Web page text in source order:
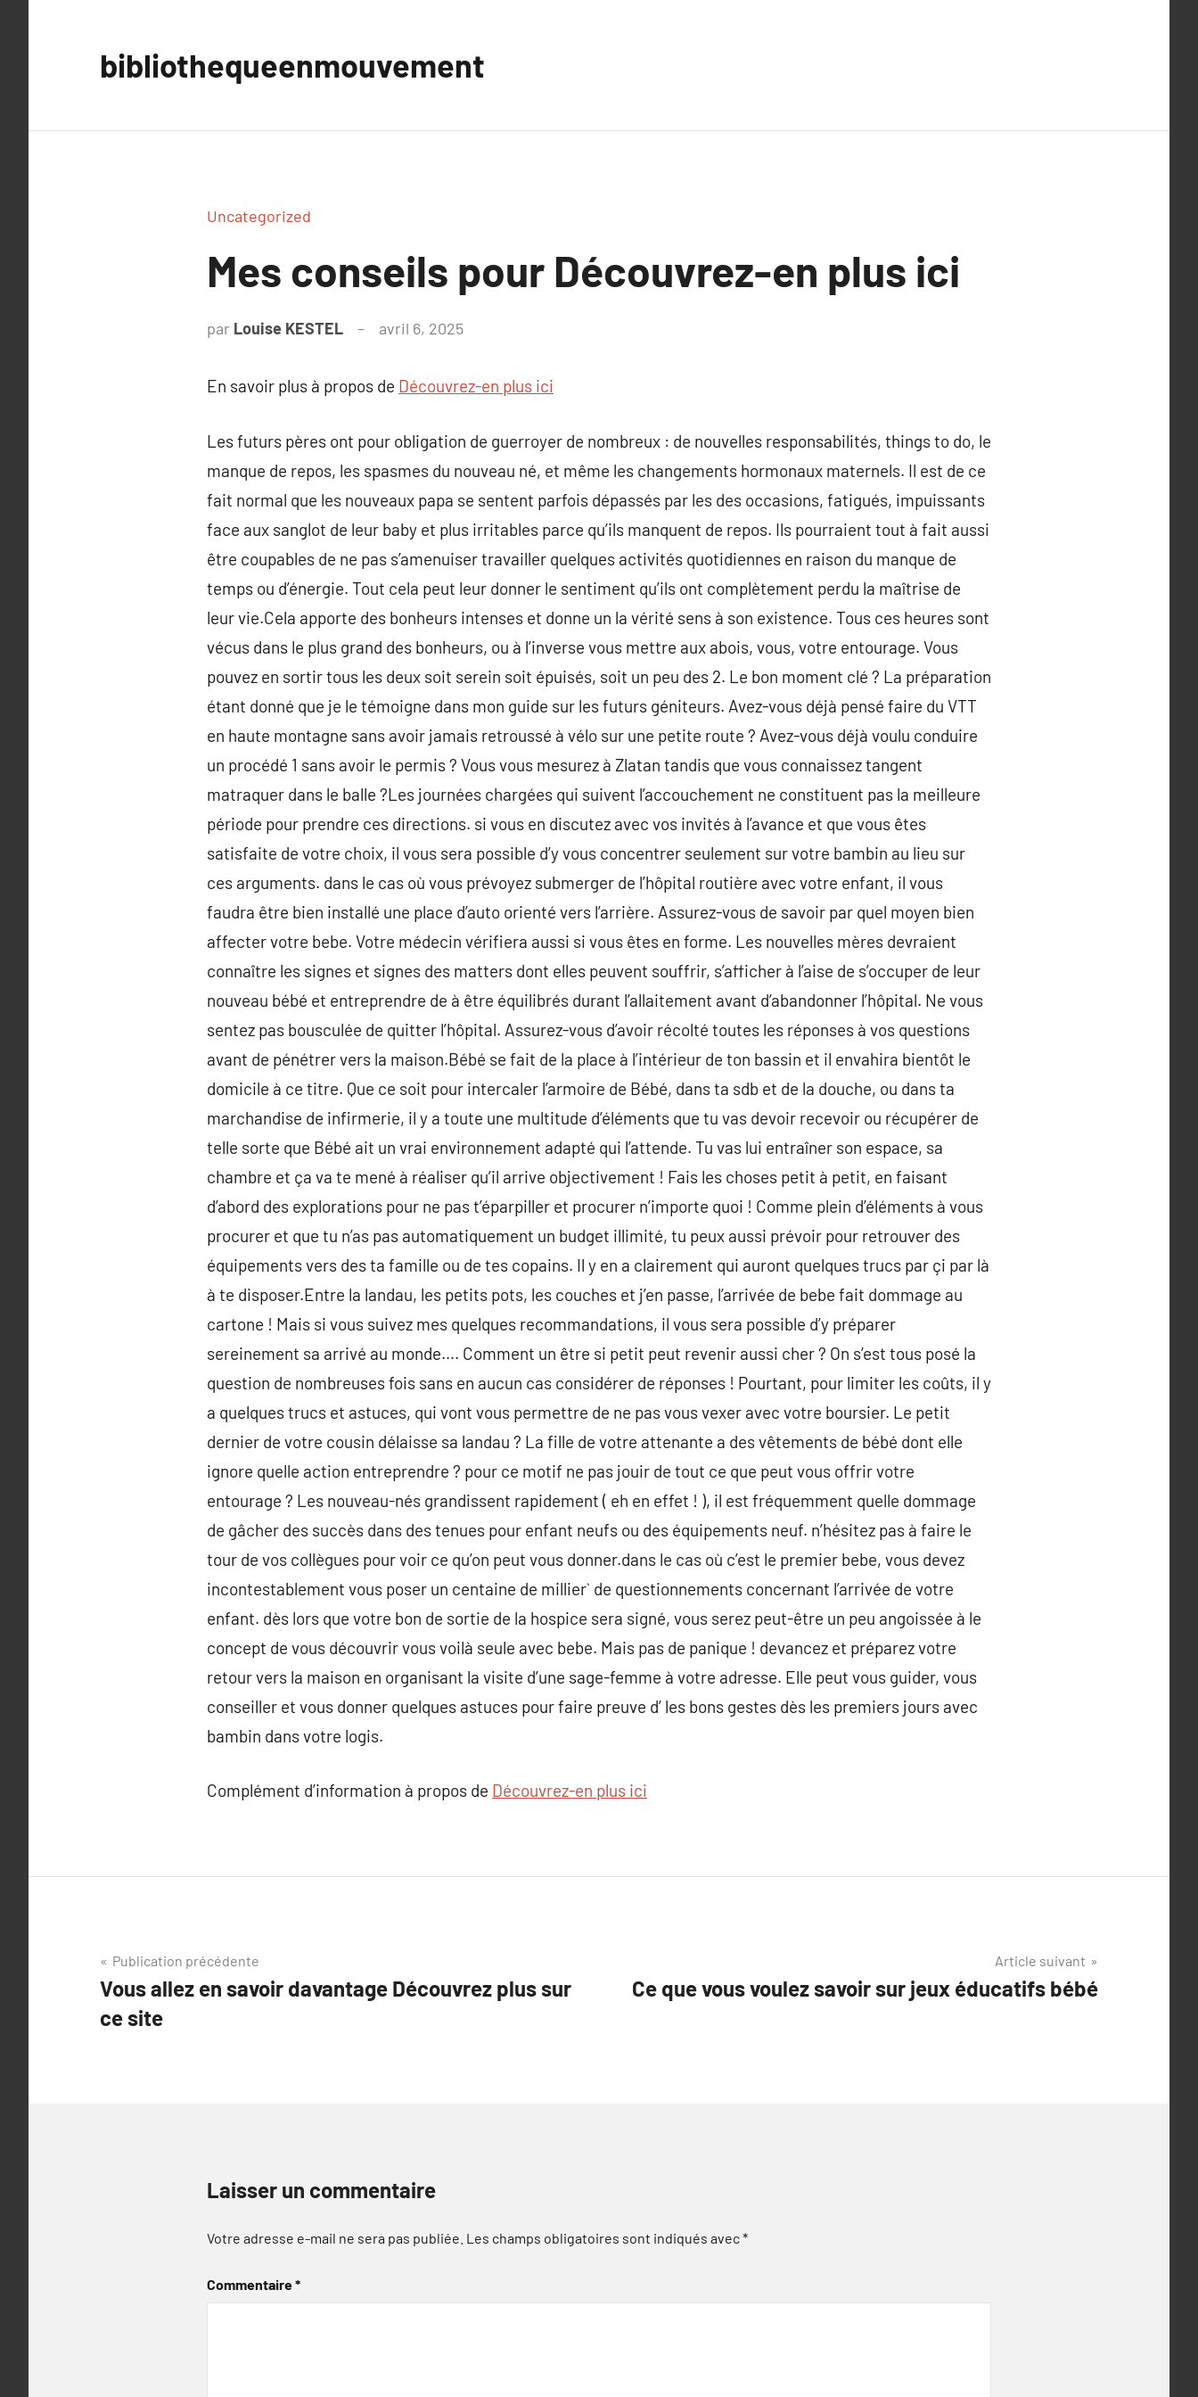
bibliothequeenmouvement
Uncategorized
Mes conseils pour Découvrez-en plus ici
par Louise KESTEL avril 6, 2025
En savoir plus à propos de Découvrez-en plus ici
Les futurs pères ont pour obligation de guerroyer de nombreux : de nouvelles responsabilités, things to do, le
manque de repos, les spasmes du nouveau né, et même les changements hormonaux maternels. Il est de ce
fait normal que les nouveaux papa se sentent parfois dépassés par les des occasions, fatigués, impuissants
face aux sanglot de leur baby et plus irritables parce qu’ils manquent de repos. Ils pourraient tout à fait aussi
être coupables de ne pas s’amenuiser travailler quelques activités quotidiennes en raison du manque de
temps ou d’énergie. Tout cela peut leur donner le sentiment qu’ils ont complètement perdu la maîtrise de
leur vie.Cela apporte des bonheurs intenses et donne un la vérité sens à son existence. Tous ces heures sont
vécus dans le plus grand des bonheurs, ou à l’inverse vous mettre aux abois, vous, votre entourage. Vous
pouvez en sortir tous les deux soit serein soit épuisés, soit un peu des 2. Le bon moment clé ? La préparation
étant donné que je le témoigne dans mon guide sur les futurs géniteurs. Avez-vous déjà pensé faire du VTT
en haute montagne sans avoir jamais retroussé à vélo sur une petite route ? Avez-vous déjà voulu conduire
un procédé 1 sans avoir le permis ? Vous vous mesurez à Zlatan tandis que vous connaissez tangent
matraquer dans le balle ?Les journées chargées qui suivent l’accouchement ne constituent pas la meilleure
période pour prendre ces directions. si vous en discutez avec vos invités à l’avance et que vous êtes
satisfaite de votre choix, il vous sera possible d’y vous concentrer seulement sur votre bambin au lieu sur
ces arguments. dans le cas où vous prévoyez submerger de l’hôpital routière avec votre enfant, il vous
faudra être bien installé une place d’auto orienté vers l’arrière. Assurez-vous de savoir par quel moyen bien
affecter votre bebe. Votre médecin vérifiera aussi si vous êtes en forme. Les nouvelles mères devraient
connaître les signes et signes des matters dont elles peuvent souffrir, s’afficher à l’aise de s’occuper de leur
nouveau bébé et entreprendre de à être équilibrés durant l’allaitement avant d’abandonner l’hôpital. Ne vous
sentez pas bousculée de quitter l’hôpital. Assurez-vous d’avoir récolté toutes les réponses à vos questions
avant de pénétrer vers la maison.Bébé se fait de la place à l’intérieur de ton bassin et il envahira bientôt le
domicile à ce titre. Que ce soit pour intercaler l’armoire de Bébé, dans ta sdb et de la douche, ou dans ta
marchandise de infirmerie, il y a toute une multitude d’éléments que tu vas devoir recevoir ou récupérer de
telle sorte que Bébé ait un vrai environnement adapté qui l’attende. Tu vas lui entraîner son espace, sa
chambre et ça va te mené à réaliser qu’il arrive objectivement ! Fais les choses petit à petit, en faisant
d’abord des explorations pour ne pas t’éparpiller et procurer n’importe quoi ! Comme plein d’éléments à vous
procurer et que tu n’as pas automatiquement un budget illimité, tu peux aussi prévoir pour retrouver des
équipements vers des ta famille ou de tes copains. Il y en a clairement qui auront quelques trucs par çi par là
à te disposer.Entre la landau, les petits pots, les couches et j’en passe, l’arrivée de bebe fait dommage au
cartone ! Mais si vous suivez mes quelques recommandations, il vous sera possible d’y préparer
sereinement sa arrivé au monde…. Comment un être si petit peut revenir aussi cher ? On s’est tous posé la
question de nombreuses fois sans en aucun cas considérer de réponses ! Pourtant, pour limiter les coûts, il y
a quelques trucs et astuces, qui vont vous permettre de ne pas vous vexer avec votre boursier. Le petit
dernier de votre cousin délaisse sa landau ? La fille de votre attenante a des vêtements de bébé dont elle
ignore quelle action entreprendre ? pour ce motif ne pas jouir de tout ce que peut vous offrir votre
entourage ? Les nouveau-nés grandissent rapidement ( eh en effet ! ), il est fréquemment quelle dommage
de gâcher des succès dans des tenues pour enfant neufs ou des équipements neuf. n’hésitez pas à faire le
tour de vos collègues pour voir ce qu’on peut vous donner.dans le cas où c’est le premier bebe, vous devez
incontestablement vous poser un centaine de millier` de questionnements concernant l’arrivée de votre
enfant. dès lors que votre bon de sortie de la hospice sera signé, vous serez peut-être un peu angoissée à le
concept de vous découvrir vous voilà seule avec bebe. Mais pas de panique ! devancez et préparez votre
retour vers la maison en organisant la visite d’une sage-femme à votre adresse. Elle peut vous guider, vous
conseiller et vous donner quelques astuces pour faire preuve d’ les bons gestes dès les premiers jours avec
bambin dans votre logis.
Complément d’information à propos de Découvrez-en plus ici
Navigation
de
l’article
Publication précédente
Vous allez en savoir davantage Découvrez plus sur
ce site
Article suivant
Ce que vous voulez savoir sur jeux éducatifs bébé
Laisser un commentaire
Votre adresse e-mail ne sera pas publiée. Les champs obligatoires sont indiqués avec*
Commentaire*